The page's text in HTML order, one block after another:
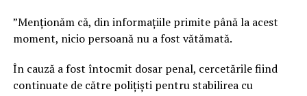
”Menționăm că, din informațiile primite până la acest
moment, nicio persoană nu a fost vătămată.
În cauză a fost întocmit dosar penal, cercetările fiind
continuate de către polițiști pentru stabilirea cu